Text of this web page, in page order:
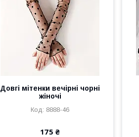
Довгі мітенки вечірні чорні
жіночі
8888-46
175 ₴